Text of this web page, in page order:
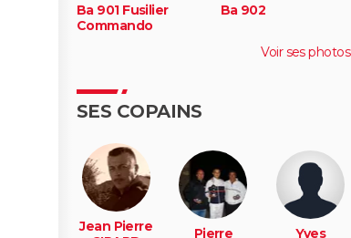
Ba 901 Fusilier
Commando
Ba 902
Voir ses photos
SES COPAINS
Jean Pierre
Pierre
Yves